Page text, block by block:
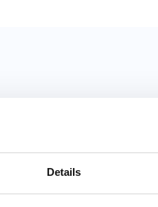
Details
封装尺
simulate in MPSmart